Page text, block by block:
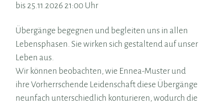
bis 25.11.2026 21:00 Uhr
Übergänge begegnen und begleiten uns in allen
Lebensphasen. Sie wirken sich gestaltend auf unser
Leben aus.
Wir können beobachten, wie Ennea-Muster und
ihre Vorherrschende Leidenschaft diese Übergänge
neunfach unterschiedlich konturieren, wodurch die